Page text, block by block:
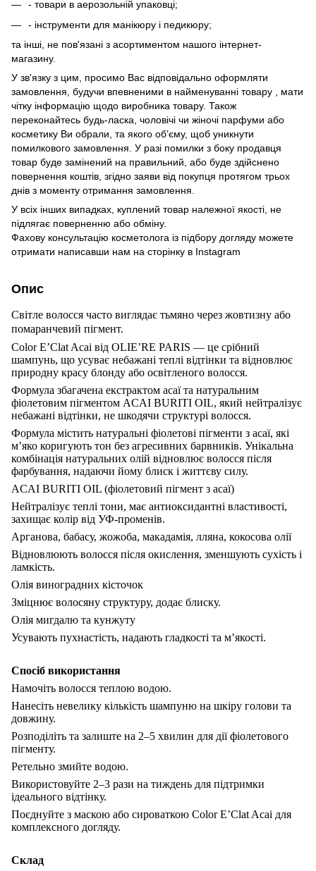
- товари в аерозольній упаковці;
- інструменти для манікюру і педикюру;
та інші, не пов'язані з асортиментом нашого інтернет-
магазину.
У зв'язку з цим, просимо Вас відповідально оформляти
замовлення, будучи впевненими в найменуванні товару , мати
чітку інформацію щодо виробника товару. Також
переконайтесь будь-ласка, чоловічі чи жіночі парфуми або
косметику Ви обрали, та якого об’єму, щоб уникнути
помилкового замовлення. У разі помилки з боку продавця
товар буде замінений на правильний, або буде здійснено
повернення коштів, згідно заяви від покупця протягом трьох
днів з моменту отримання замовлення.
У всіх інших випадках, куплений товар належної якості, не
підлягає поверненню або обміну.
Фахову консультацію косметолога із підбору догляду можете
отримати написавши нам на сторінку в Instagram
Опис
Світле волосся часто виглядає тьмяно через жовтизну або
помаранчевий пігмент.
Color E’Clat Acai від OLIE’RE PARIS — це срібний
шампунь, що усуває небажані теплі відтінки та відновлює
природну красу блонду або освітленого волосся.
Формула збагачена екстрактом асаї та натуральним
фіолетовим пігментом ACAI BURITI OIL, який нейтралізує
небажані відтінки, не шкодячи структурі волосся.
Формула містить натуральні фіолетові пігменти з асаї, які
м’яко коригують тон без агресивних барвників. Унікальна
комбінація натуральних олій відновлює волосся після
фарбування, надаючи йому блиск і життєву силу.
ACAI BURITI OIL (фіолетовий пігмент з асаї)
Нейтралізує теплі тони, має антиоксидантні властивості,
захищає колір від УФ-променів.
Арганова, бабасу, жожоба, макадамія, лляна, кокосова олії
Відновлюють волосся після окислення, зменшують сухість і
ламкість.
Олія виноградних кісточок
Зміцнює волосяну структуру, додає блиску.
Олія мигдалю та кунжуту
Усувають пухнастість, надають гладкості та м’якості.
Спосіб використання
Намочіть волосся теплою водою.
Нанесіть невелику кількість шампуню на шкіру голови та
довжину.
Розподіліть та залиште на 2–5 хвилин для дії фіолетового
пігменту.
Ретельно змийте водою.
Використовуйте 2–3 рази на тиждень для підтримки
ідеального відтінку.
Поєднуйте з маскою або сироваткою Color E’Clat Acai для
комплексного догляду.
Склад